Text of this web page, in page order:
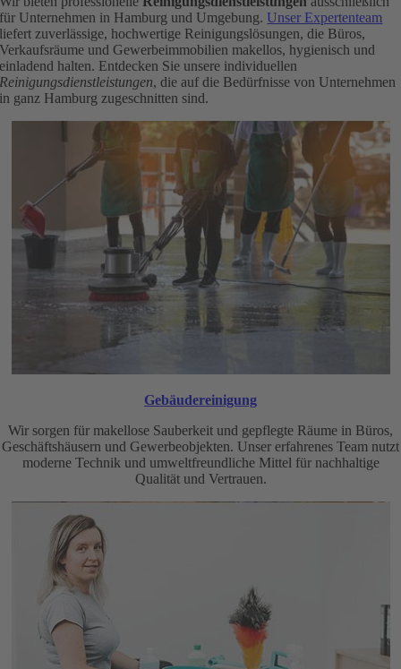
für Unternehmen in Hamburg und Umgebung.Unser Expertenteam
liefert zuverlässige, hochwertige Reinigungslösungen, die Büros,
Verkaufsräume und Gewerbeimmobilien makellos, hygienisch und
einladend halten. Entdecken Sie unsere individuellen
Reinigungsdienstleistungen, die auf die Bedürfnisse von Unternehmen
in ganz Hamburg zugeschnitten sind.
Gebäudereinigung
Wir sorgen für makellose Sauberkeit und gepflegte Räume in Büros,
Geschäftshäusern und Gewerbeobjekten. Unser erfahrenes Team nutzt
moderne Technik und umweltfreundliche Mittel für nachhaltige
Qualität und Vertrauen.